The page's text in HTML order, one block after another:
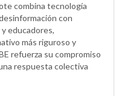
combina tecnología
con
educadores,
más riguroso y
refuerza su compromiso
respuesta colectiva